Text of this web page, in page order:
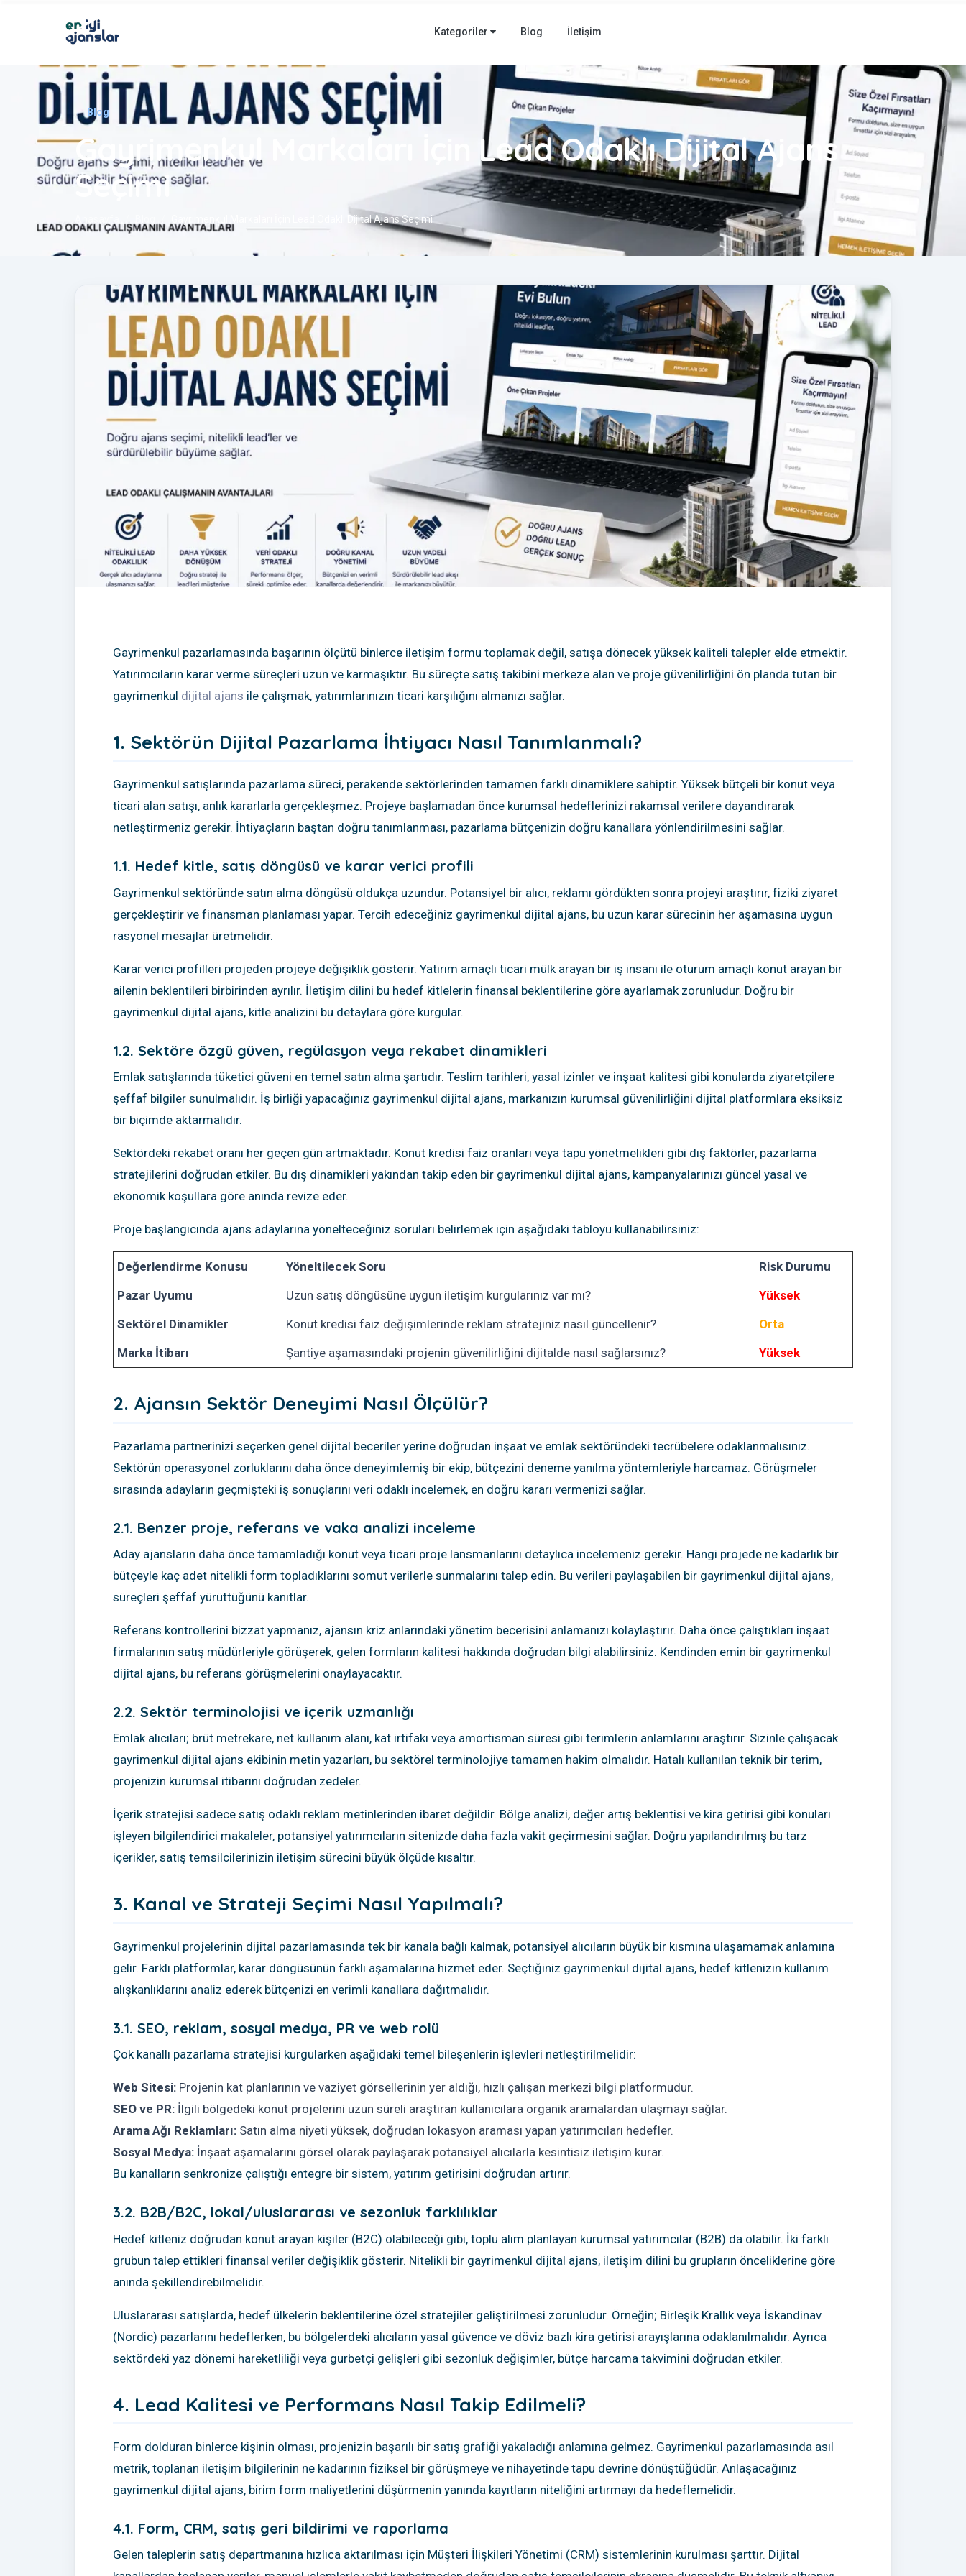
Kategoriler Blog İletişim
← Blog
Gayrimenkul Markaları İçin Lead Odaklı Dijital Ajans
Seçimi
Gayrimenkul Markaları İçin Lead Odaklı Dijital Ajans Seçimi
Gayrimenkul pazarlamasında başarının ölçütü binlerce iletişim formu toplamak değil, satışa dönecek yüksek kaliteli talepler elde etmektir.
Yatırımcıların karar verme süreçleri uzun ve karmaşıktır. Bu süreçte satış takibini merkeze alan ve proje güvenilirliğini ön planda tutan bir
gayrimenkul dijital ajans ile çalışmak, yatırımlarınızın ticari karşılığını almanızı sağlar.
1. Sektörün Dijital Pazarlama İhtiyacı Nasıl Tanımlanmalı?
Gayrimenkul satışlarında pazarlama süreci, perakende sektörlerinden tamamen farklı dinamiklere sahiptir. Yüksek bütçeli bir konut veya
ticari alan satışı, anlık kararlarla gerçekleşmez. Projeye başlamadan önce kurumsal hedeflerinizi rakamsal verilere dayandırarak
netleştirmeniz gerekir. İhtiyaçların baştan doğru tanımlanması, pazarlama bütçenizin doğru kanallara yönlendirilmesini sağlar.
1.1. Hedef kitle, satış döngüsü ve karar verici profili
Gayrimenkul sektöründe satın alma döngüsü oldukça uzundur. Potansiyel bir alıcı, reklamı gördükten sonra projeyi araştırır, fiziki ziyaret
gerçekleştirir ve finansman planlaması yapar. Tercih edeceğiniz gayrimenkul dijital ajans, bu uzun karar sürecinin her aşamasına uygun
rasyonel mesajlar üretmelidir.
Karar verici profilleri projeden projeye değişiklik gösterir. Yatırım amaçlı ticari mülk arayan bir iş insanı ile oturum amaçlı konut arayan bir
ailenin beklentileri birbirinden ayrılır. İletişim dilini bu hedef kitlelerin finansal beklentilerine göre ayarlamak zorunludur. Doğru bir
gayrimenkul dijital ajans, kitle analizini bu detaylara göre kurgular.
1.2. Sektöre özgü güven, regülasyon veya rekabet dinamikleri
Emlak satışlarında tüketici güveni en temel satın alma şartıdır. Teslim tarihleri, yasal izinler ve inşaat kalitesi gibi konularda ziyaretçilere
şeffaf bilgiler sunulmalıdır. İş birliği yapacağınız gayrimenkul dijital ajans, markanızın kurumsal güvenilirliğini dijital platformlara eksiksiz
bir biçimde aktarmalıdır.
Sektördeki rekabet oranı her geçen gün artmaktadır. Konut kredisi faiz oranları veya tapu yönetmelikleri gibi dış faktörler, pazarlama
stratejilerini doğrudan etkiler. Bu dış dinamikleri yakından takip eden bir gayrimenkul dijital ajans, kampanyalarınızı güncel yasal ve
ekonomik koşullara göre anında revize eder.
Proje başlangıcında ajans adaylarına yönelteceğiniz soruları belirlemek için aşağıdaki tabloyu kullanabilirsiniz:
Değerlendirme Konusu Yöneltilecek Soru
Risk Durumu
Pazar Uyumu
Uzun satış döngüsüne uygun iletişim kurgularınız var mı?
Yüksek
Sektörel Dinamikler
Konut kredisi faiz değişimlerinde reklam stratejiniz nasıl güncellenir?
Orta
Marka İtibarı
Şantiye aşamasındaki projenin güvenilirliğini dijitalde nasıl sağlarsınız? Yüksek
2. Ajansın Sektör Deneyimi Nasıl Ölçülür?
Pazarlama partnerinizi seçerken genel dijital beceriler yerine doğrudan inşaat ve emlak sektöründeki tecrübelere odaklanmalısınız.
Sektörün operasyonel zorluklarını daha önce deneyimlemiş bir ekip, bütçezini deneme yanılma yöntemleriyle harcamaz. Görüşmeler
sırasında adayların geçmişteki iş sonuçlarını veri odaklı incelemek, en doğru kararı vermenizi sağlar.
2.1. Benzer proje, referans ve vaka analizi inceleme
Aday ajansların daha önce tamamladığı konut veya ticari proje lansmanlarını detaylıca incelemeniz gerekir. Hangi projede ne kadarlık bir
bütçeyle kaç adet nitelikli form topladıklarını somut verilerle sunmalarını talep edin. Bu verileri paylaşabilen bir gayrimenkul dijital ajans,
süreçleri şeffaf yürüttüğünü kanıtlar.
Referans kontrollerini bizzat yapmanız, ajansın kriz anlarındaki yönetim becerisini anlamanızı kolaylaştırır. Daha önce çalıştıkları inşaat
firmalarının satış müdürleriyle görüşerek, gelen formların kalitesi hakkında doğrudan bilgi alabilirsiniz. Kendinden emin bir gayrimenkul
dijital ajans, bu referans görüşmelerini onaylayacaktır.
2.2. Sektör terminolojisi ve içerik uzmanlığı
Emlak alıcıları; brüt metrekare, net kullanım alanı, kat irtifakı veya amortisman süresi gibi terimlerin anlamlarını araştırır. Sizinle çalışacak
gayrimenkul dijital ajans ekibinin metin yazarları, bu sektörel terminolojiye tamamen hakim olmalıdır. Hatalı kullanılan teknik bir terim,
projenizin kurumsal itibarını doğrudan zedeler.
İçerik stratejisi sadece satış odaklı reklam metinlerinden ibaret değildir. Bölge analizi, değer artış beklentisi ve kira getirisi gibi konuları
işleyen bilgilendirici makaleler, potansiyel yatırımcıların sitenizde daha fazla vakit geçirmesini sağlar. Doğru yapılandırılmış bu tarz
içerikler, satış temsilcilerinizin iletişim sürecini büyük ölçüde kısaltır.
3. Kanal ve Strateji Seçimi Nasıl Yapılmalı?
Gayrimenkul projelerinin dijital pazarlamasında tek bir kanala bağlı kalmak, potansiyel alıcıların büyük bir kısmına ulaşamamak anlamına
gelir. Farklı platformlar, karar döngüsünün farklı aşamalarına hizmet eder. Seçtiğiniz gayrimenkul dijital ajans, hedef kitlenizin kullanım
alışkanlıklarını analiz ederek bütçenizi en verimli kanallara dağıtmalıdır.
3.1. SEO, reklam, sosyal medya, PR ve web rolü
Çok kanallı pazarlama stratejisi kurgularken aşağıdaki temel bileşenlerin işlevleri netleştirilmelidir:
Web Sitesi: Projenin kat planlarının ve vaziyet görsellerinin yer aldığı, hızlı çalışan merkezi bilgi platformudur.
SEO ve PR: İlgili bölgedeki konut projelerini uzun süreli araştıran kullanıcılara organik aramalardan ulaşmayı sağlar.
Arama Ağı Reklamları: Satın alma niyeti yüksek, doğrudan lokasyon araması yapan yatırımcıları hedefler.
Sosyal Medya: İnşaat aşamalarını görsel olarak paylaşarak potansiyel alıcılarla kesintisiz iletişim kurar.
Bu kanalların senkronize çalıştığı entegre bir sistem, yatırım getirisini doğrudan artırır.
3.2. B2B/B2C, lokal/uluslararası ve sezonluk farklılıklar
Hedef kitleniz doğrudan konut arayan kişiler (B2C) olabileceği gibi, toplu alım planlayan kurumsal yatırımcılar (B2B) da olabilir. İki farklı
grubun talep ettikleri finansal veriler değişiklik gösterir. Nitelikli bir gayrimenkul dijital ajans, iletişim dilini bu grupların önceliklerine göre
anında şekillendirebilmelidir.
Uluslararası satışlarda, hedef ülkelerin beklentilerine özel stratejiler geliştirilmesi zorunludur. Örneğin; Birleşik Krallık veya İskandinav
(Nordic) pazarlarını hedeflerken, bu bölgelerdeki alıcıların yasal güvence ve döviz bazlı kira getirisi arayışlarına odaklanılmalıdır. Ayrıca
sektördeki yaz dönemi hareketliliği veya gurbetçi gelişleri gibi sezonluk değişimler, bütçe harcama takvimini doğrudan etkiler.
4. Lead Kalitesi ve Performans Nasıl Takip Edilmeli?
Form dolduran binlerce kişinin olması, projenizin başarılı bir satış grafiği yakaladığı anlamına gelmez. Gayrimenkul pazarlamasında asıl
metrik, toplanan iletişim bilgilerinin ne kadarının fiziksel bir görüşmeye ve nihayetinde tapu devrine dönüştüğüdür. Anlaşacağınız
gayrimenkul dijital ajans, birim form maliyetlerini düşürmenin yanında kayıtların niteliğini artırmayı da hedeflemelidir.
4.1. Form, CRM, satış geri bildirimi ve raporlama
Gelen taleplerin satış departmanına hızlıca aktarılması için Müşteri İlişkileri Yönetimi (CRM) sistemlerinin kurulması şarttır. Dijital